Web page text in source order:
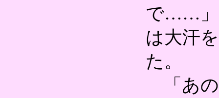
で……」
は大汗
た。
「あの